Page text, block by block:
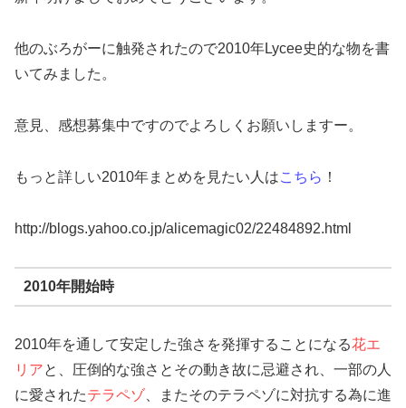
他のぶろがーに触発されたので2010年Lycee史的な物を書
いてみました。
意見、感想募集中ですのでよろしくお願いしますー。
もっと詳しい2010年まとめを見たい人はこちら ！
http://blogs.yahoo.co.jp/alicemagic02/22484892.html
2010年開始時
2010年を通して安定した強さを発揮することになる花エ
リアと、圧倒的な強さとその動き故に忌避され、一部の人
に愛されたテラペゾ、またそのテラペゾに対抗する為に進